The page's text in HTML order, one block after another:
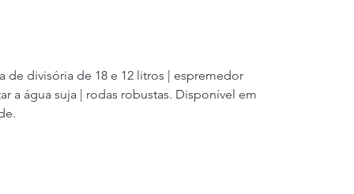
de divisória de 18 e 12 litros | espremedor
a água suja | rodas robustas. Disponível em